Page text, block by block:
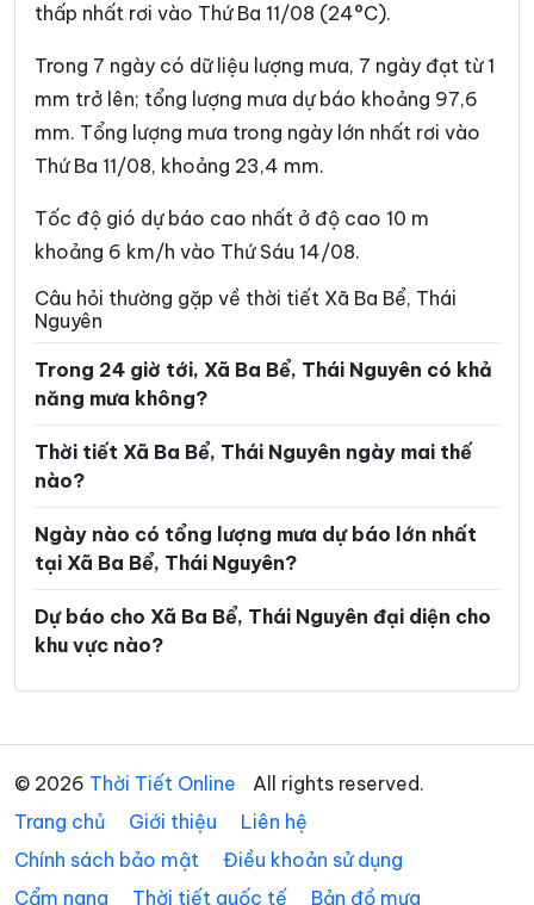
Xã Đồng Phúc Xã Đức Lương
Xã Hiệp Lực Xã Hợp Thành
Xã Kha Sơn Xã Kim Phượng
Xã La Bằng Xã La Hiên
Xã Lam Vỹ Xã Nà Phặc
Xã Na Rì Xã Nam Cường
Xã Nam Hòa Xã Ngân Sơn
Xã Nghiên Loan
Xã Nghinh Tường
Xã Phú Bình Xã Phú Đình
Xã Phú Lạc
Xã Phú Thịnh Xã Phủ Thông
Xã Phú Xuyên Xã Phúc Lộc
Xã Phượng Tiến Xã Quân Chu
Xã Tân Khánh Xã Tân Kỳ
Xã Tân Thành Xã Thần Sa
Xã Thành Công Xã Thanh Mai
thấp nhất rơi vào Thứ Ba 11/08 (24°C).
Trong 7 ngày có dữ liệu lượng mưa, 7 ngày đạt từ 1
mm trở lên; tổng lượng mưa dự báo khoảng 97,6
mm. Tổng lượng mưa trong ngày lớn nhất rơi vào
Thứ Ba 11/08, khoảng 23,4 mm.
Tốc độ gió dự báo cao nhất ở độ cao 10 m
khoảng 6 km/h vào Thứ Sáu 14/08.
Câu hỏi thường gặp về thời tiết Xã Ba Bể, Thái
Nguyên
Trong 24 giờ tới, Xã Ba Bể, Thái Nguyên có khả
năng mưa không?
Thời tiết Xã Ba Bể, Thái Nguyên ngày mai thế
nào?
Ngày nào có tổng lượng mưa dự báo lớn nhất
tại Xã Ba Bể, Thái Nguyên?
Dự báo cho Xã Ba Bể, Thái Nguyên đại diện cho
khu vực nào?
© 2026 Thời Tiết Online
All rights reserved.
Trang chủ
Giới thiệu
Liên hệ
Chính sách bảo mật
Điều khoản sử dụng
Cẩm nang
Thời tiết quốc tế Bản đồ mưa